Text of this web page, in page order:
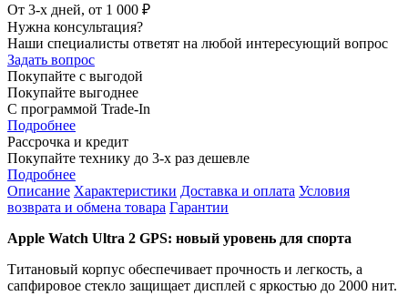
От 3-х дней, от 1 000 ₽
Нужна консультация?
Наши специалисты ответят на любой интересующий вопрос
Задать вопрос
Покупайте с выгодой
Покупайте выгоднее
С программой Trade-In
Подробнее
Рассрочка и кредит
Покупайте технику до 3-х раз дешевле
Подробнее
Описание Характеристики Доставка и оплата Условия
возврата и обмена товара Гарантии
Apple Watch Ultra 2 GPS: новый уровень для спорта
Титановый корпус обеспечивает прочность и легкость, а
сапфировое стекло защищает дисплей с яркостью до 2000 нит.